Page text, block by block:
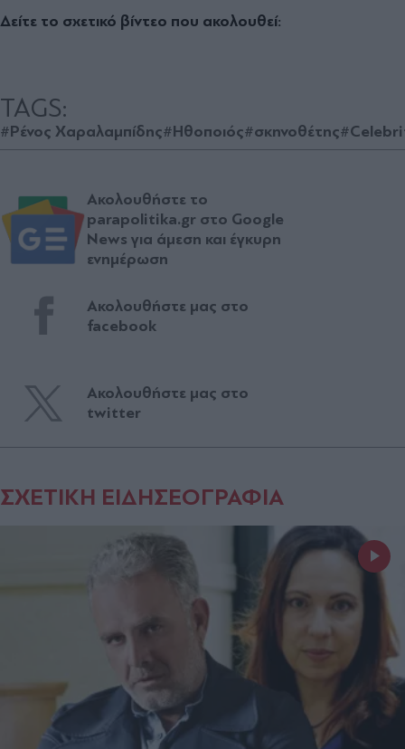
Δείτε το σχετικό βίντεο που ακολουθεί:
TAGS:
#Ρένος Χαραλαμπίδης#Ηθοποιός#σκηνοθέτης
Ακολουθήστε το
parapolitika.gr στο Google
News για άμεση και έγκυρη
ενημέρωση
Ακολουθήστε μας στο
facebook
Ακολουθήστε μας στο
twitter
ΣΧΕΤΙΚΗ ΕΙΔΗΣΕΟΓΡΑΦΙΑ